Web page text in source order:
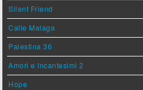
Silent Friend
Calle Malaga
Palestina 36
Amori e Incantesimi 2
Hope